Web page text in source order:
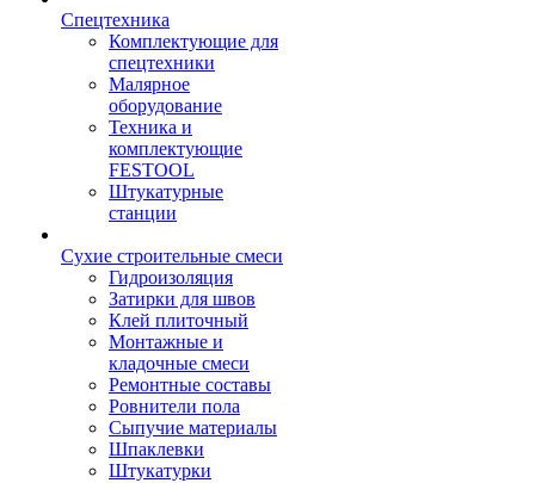
Спецтехника
Комплектующие для
спецтехники
Малярное
оборудование
Техника и
комплектующие
FESTOOL
Штукатурные
станции
Сухие строительные смеси
Гидроизоляция
Затирки для швов
Клей плиточный
Монтажные и
кладочные смеси
Ремонтные составы
Ровнители пола
Сыпучие материалы
Шпаклевки
Штукатурки